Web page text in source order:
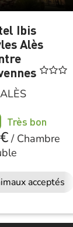
Wifi
Ibis
Alès
ALÈS
Très bon
/Chambre
acceptés